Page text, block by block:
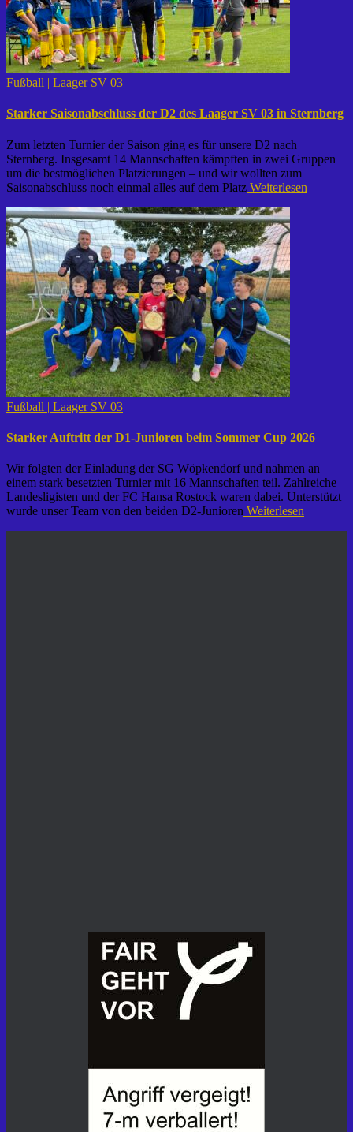
Fußball | Laager SV 03
Starker Saisonabschluss der D2 des Laager SV 03 in Sternberg
Zum letzten Turnier der Saison ging es für unsere D2 nach
Sternberg. Insgesamt 14 Mannschaften kämpften in zwei Gruppen
um die bestmöglichen Platzierungen – und wir wollten zum
Saisonabschluss noch einmal alles auf dem Platz Weiterlesen
Fußball | Laager SV 03
Starker Auftritt der D1-Junioren beim Sommer Cup 2026
Wir folgten der Einladung der SG Wöpkendorf und nahmen an
einem stark besetzten Turnier mit 16 Mannschaften teil. Zahlreiche
Landesligisten und der FC Hansa Rostock waren dabei. Unterstützt
wurde unser Team von den beiden D2-Junioren Weiterlesen